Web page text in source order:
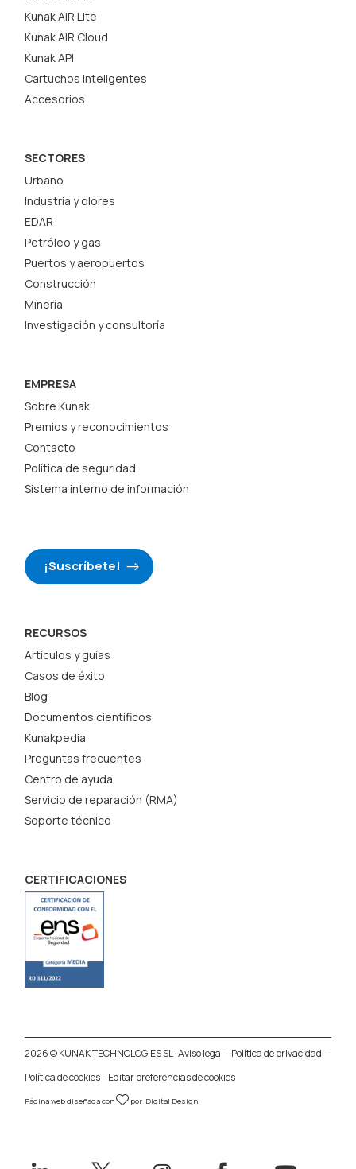
Kunak AIR Lite
Kunak AIR Cloud
Kunak API
Cartuchos inteligentes
Accesorios
SECTORES
Urbano
Industria y olores
EDAR
Petróleo y gas
Puertos y aeropuertos
Construcción
Minería
Investigación y consultoría
EMPRESA
Sobre Kunak
Premios y reconocimientos
Contacto
Política de seguridad
Sistema interno de información
¡Suscríbete!
RECURSOS
Artículos y guías
Casos de éxito
Blog
Documentos científicos
Kunakpedia
Preguntas frecuentes
Centro de ayuda
Servicio de reparación (RMA)
Soporte técnico
CERTIFICACIONES
2026 © KUNAK TECHNOLOGIES SL ·Aviso legal–Política de privacidad–
Política de cookies–Editar preferencias de cookies
Página web diseñada con por Digital Design